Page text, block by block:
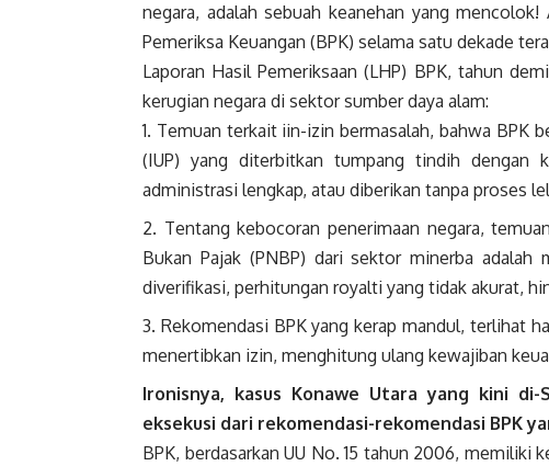
negara, adalah sebuah keanehan yang
Pemeriksa Keuangan (BPK) selama satu dekade
Laporan Hasil Pemeriksaan (LHP) BPK, tahun
kerugian negara di sektor sumber daya alam:
Temuan terkait iin-izin bermasalah, bahwa BPK
(IUP) yang diterbitkan tumpang tindih dengan
administrasi lengkap, atau diberikan tanpa proses
Tentang kebocoran penerimaan negara,
Bukan Pajak (PNBP) dari sektor minerba
diverifikasi, perhitungan royalti yang tidak akurat,
Rekomendasi BPK yang kerap mandul, terlihat
menertibkan izin, menghitung ulang kewajiban
Ironisnya, kasus Konawe Utara yang kini
eksekusi dari rekomendasi-rekomendasi BPK
BPK, berdasarkan UU No. 15 tahun 2006,